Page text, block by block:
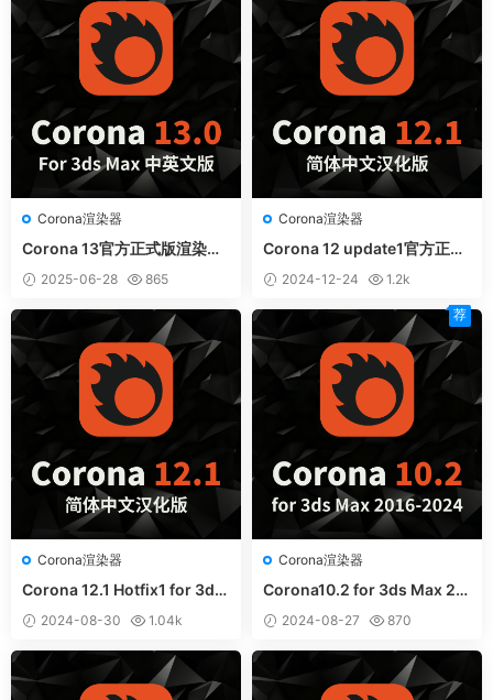
Corona渲染器
Corona 13官方正式版渲染器f
or 3ds Max 中英文和谐版
2025-06-28 865
Corona渲染器
Corona 12 update1官方正式
版CR12.1渲染器for 3ds Max
中文汉化版
2024-12-24 1.2k
Corona渲染器
Corona 12.1 Hotfix1 for 3ds
Max 中文汉化和谐版
2024-08-30 1.04k
Corona渲染器
Corona10.2 for 3ds Max 20
16-2024中英文和谐版
2024-08-27 870
荐